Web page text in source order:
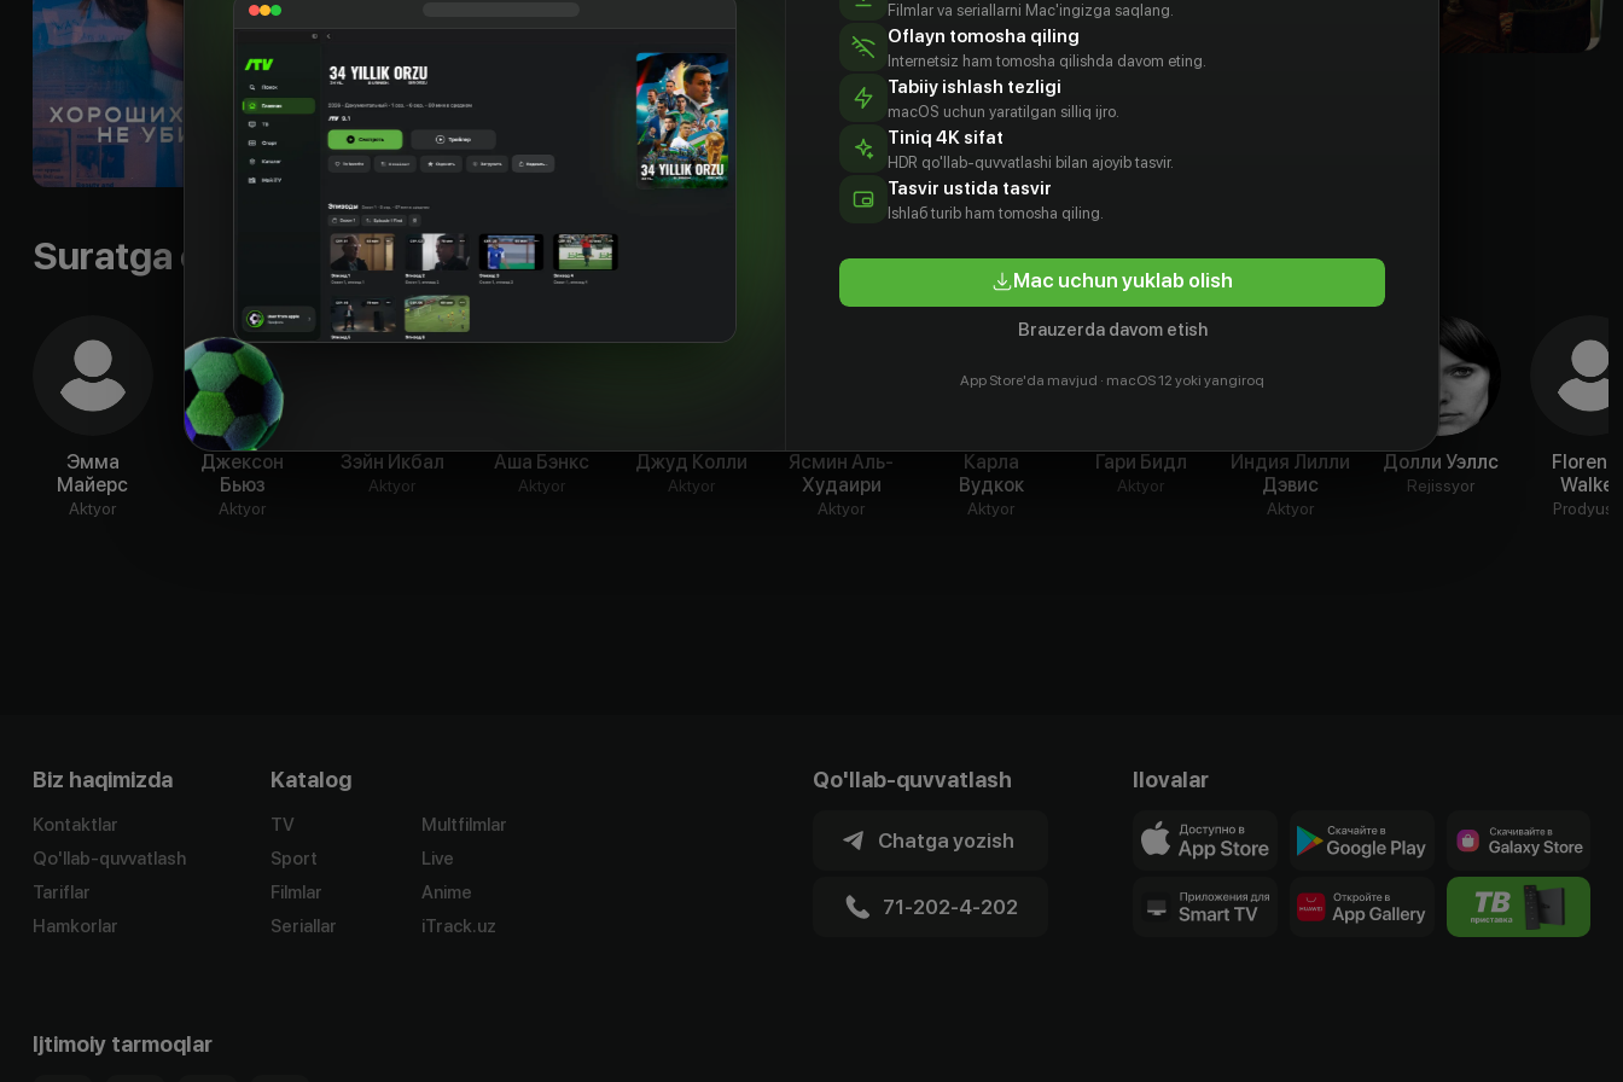
преступление совершил кто-то другой, и начинает собственное
расследование. Преподавателям она объясняет, что собирает
данные о жутком случае для школьного проекта. Добраться до
истины ей помогает Рави — брат Сэла.
Til:
rus, eng
Sifati: HD
Suratga olish guruhi
Эмма
Майерс
Aktyor
Джексон
Бьюз
Aktyor
Зэйн Икбал
Aktyor
Аша Бэнкс
Aktyor
Джуд Колли
Aktyor
Ясмин Аль-
Худаири
Aktyor
Карла
Вудкок
Aktyor
Гари Бидл
Aktyor
Индия Лилли
Дэвис
Aktyor
Долли Уэллс
Rejissyor
Walker
Biz haqimizda
Kontaktlar
Qo'llab-quvvatlash
Tariflar
Hamkorlar
Katalog
TV
Sport
Filmlar
Seriallar
Multfilmlar
Live
Anime
iTrack.uz
Qo'llab-quvvatlash
Chatga yozish
71-202-4-202
Ilovalar
Ijtimoiy tarmoqlar
Filmlar va seriallarni Mac'ingizga saqlang.
Oflayn tomosha qiling
Internetsiz ham tomosha qilishda davom eting.
Tabiiy ishlash tezligi
macOS uchun yaratilgan silliq ijro.
Tiniq 4K sifat
HDR qo'llab-quvvatlashi bilan ajoyib tasvir.
Tasvir ustida tasvir
Ishlаб turib ham tomosha qiling.
Mac uchun yuklab olish
Brauzerda davom etish
App Store'da mavjud · macOS 12 yoki yangiroq